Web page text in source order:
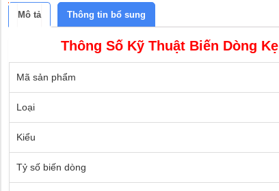
Mô tả Thông tin bổ sung
Thông Số Kỹ Thuật Biến Dòng
Mã sản phẩm
Loại
Kiểu
Tỷ số biến dòng